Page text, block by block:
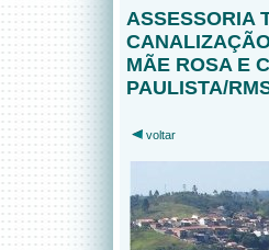
ASSESSORIA
MÃE ROSA E
PAULISTA/
voltar